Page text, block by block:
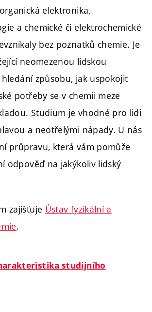
elektronika,
a chemické či elektrochemické
bez poznatků chemie. Je
neomezenou lidskou
způsobu, jak uspokojit
potřeby se v chemii meze
Studium je vhodné pro lidi
a neotřelými nápady. U nás
průpravu, která vám pomůže
odpověď na jakýkoliv lidský
zajišťuje Ústav fyzikální a
.
studijního